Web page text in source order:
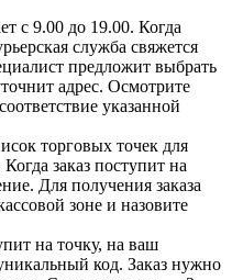
с 9.00 до 19.00. Когда
служба свяжется
предложит выбрать
адрес. Осмотрите
указанной
торговых точек для
заказ поступит на
Для получения заказа
зоне и назовите
на точку, на ваш
код. Заказ нужно